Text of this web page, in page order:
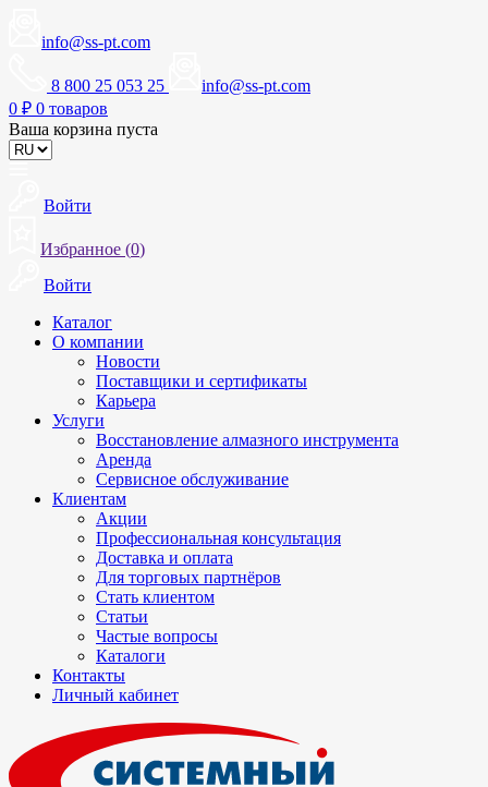
info@ss-pt.com
8 800 25 053 25
info@ss-pt.com
0 ₽ 0 товаров
Ваша корзина пуста
Войти
Избранное (0)
Войти
Каталог
О компании
Новости
Поставщики и сертификаты
Карьера
Услуги
Восстановление алмазного инструмента
Аренда
Сервисное обслуживание
Клиентам
Акции
Профессиональная консультация
Доставка и оплата
Для торговых партнёров
Стать клиентом
Статьи
Частые вопросы
Каталоги
Контакты
Личный кабинет